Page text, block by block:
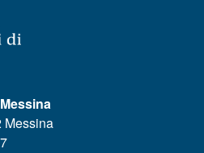
Messina